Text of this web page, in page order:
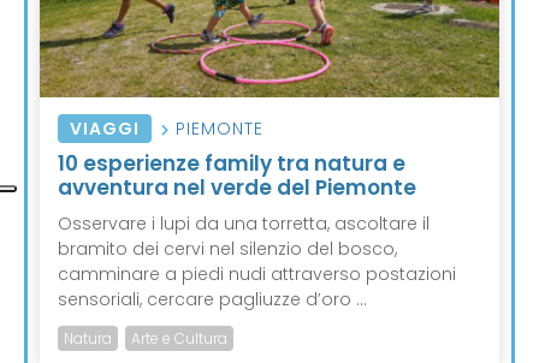
VIAGGI PIEMONTE
10 esperienze family tra natura e
avventura nel verde del Piemonte
Osservare i lupi da una torretta, ascoltare il
bramito dei cervi nel silenzio del bosco,
camminare a piedi nudi attraverso postazioni
sensoriali, cercare pagliuzze d’oro ...
Natura Arte e Cultura